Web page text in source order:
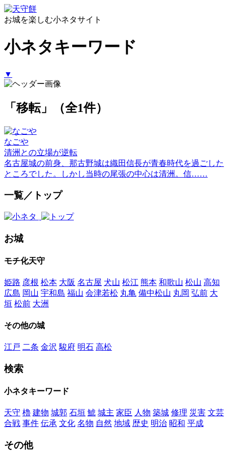
お城を楽しむ小ネタサイト
小ネタキーワード
▼
「移転」（全1件）
なごや
清洲との立場が逆転
名古屋城の前身、那古野城は織田信長が青春時代を過ごした
ところでした。しかし当時の尾張の中心は清洲。信……
一覧／トップ
お城
モチ化天守
姫路 彦根 松本 大阪 名古屋 犬山 松江 熊本 和歌山 松山 高知
広島 岡山 宇和島 福山 会津若松 丸亀 備中松山 丸岡 弘前 大
垣 松前 大洲
その他の城
江戸 二条 金沢 駿府 明石 高松
検索
小ネタキーワード
天守 櫓 建物 城郭 石垣 鯱 城主 家臣 人物 築城 修理 災害 文芸
合戦 事件 伝承 文化 名物 自然 地域 歴史 明治 昭和 平成
その他